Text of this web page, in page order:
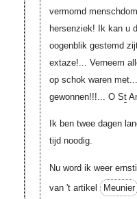
vermomd menschdom,
hersenziek! Ik kan u
oogenblik gestemd
extaze!... Verneem
op schok waren met...
gewonnen!!!... O St
Ik ben twee dagen
tijd noodig.
Nu word ik weer
van 't artikel
Meunier